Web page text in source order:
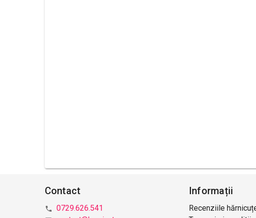
Contact
0729.626.541
Informații
Recenziile